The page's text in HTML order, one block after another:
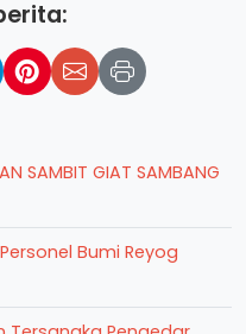
SAMBIT GIAT SAMBANG
Bumi Reyog